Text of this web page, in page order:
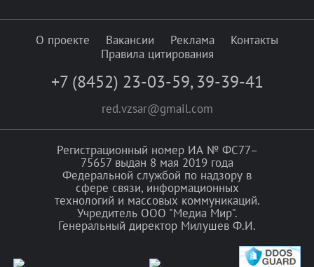
О проекте Вакансии Реклама
Контакты
Правила цитирования
+7 (8452) 23-03-59, 39-39-41
red.vzsar@gmail.com
Регистрационный номер ИА № ФС77–
75657 выдан 8 мая 2019 года
Федеральной службой по надзору в
сфере связи, информационных
технологий и массовых коммуникаций.
Учредитель ООО "Медиа Мир".
Генеральный директор Милушев Ф.И.